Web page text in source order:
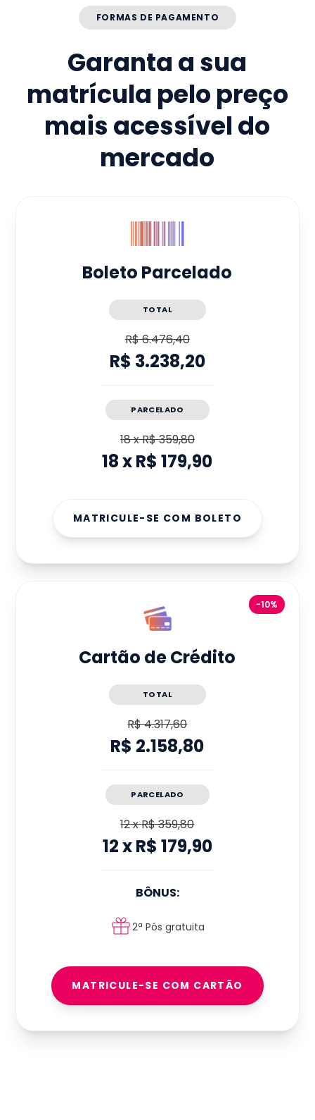
FORMAS DE PAGAMENTO
Garanta a sua
matrícula pelo preço
mais acessível do
mercado
Boleto Parcelado
TOTAL
R$ 6.476,40
R$ 3.238,20
PARCELADO
18xR$ 359,80
18xR$ 179,90
MATRICULE-SE COM BOLETO
-10%
Cartão de Crédito
TOTAL
R$ 4.317,60
R$ 2.158,80
PARCELADO
12xR$ 359,80
12xR$ 179,90
BÔNUS:
2ª Pós gratuita
MATRICULE-SE COM CARTÃO